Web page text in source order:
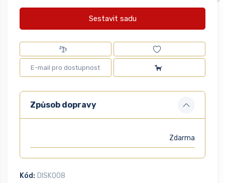
Sestavit sadu
Způsob dopravy
Zdarma
Kód: DISK008